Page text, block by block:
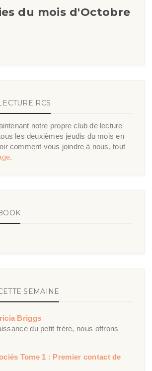
du mois d'Octobre
RCS
notre propre club de lecture
les deuxièmes jeudis du mois en
comment vous joindre à nous, tout
.
SEMAINE
Briggs
du petit frère, nous offrons
Tome 1 : Premier contact de